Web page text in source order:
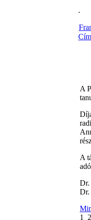
.
A
A
Dr.
Dr.